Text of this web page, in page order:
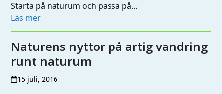
Starta på naturum och passa på…
Läs mer
Naturens nyttor på artig vandring
runt naturum
15 juli, 2016